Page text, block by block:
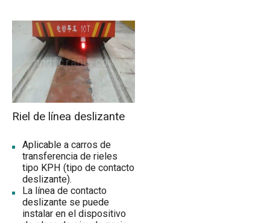
Riel de línea deslizante
Aplicable a carros de
transferencia de rieles
tipo KPH (tipo de contacto
deslizante).
La línea de contacto
deslizante se puede
instalar en el dispositivo